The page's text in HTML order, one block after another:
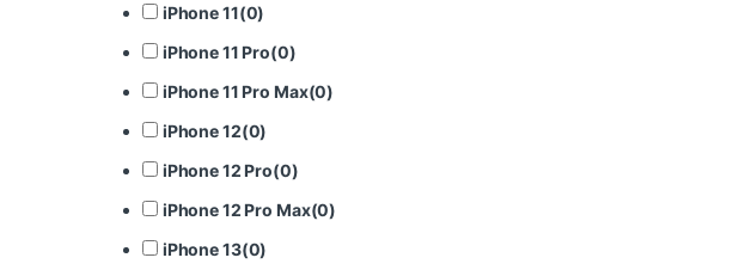
iPhone 11(0)
iPhone 11 Pro(0)
iPhone 11 Pro Max(0)
iPhone 12(0)
iPhone 12 Pro(0)
iPhone 12 Pro Max(0)
iPhone 13(0)